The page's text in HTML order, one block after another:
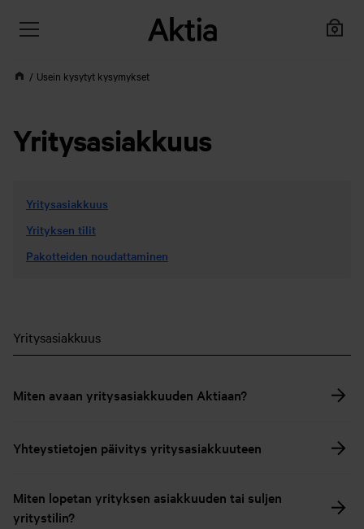
Usein kysytyt kysymykset
Yritysasiakkuus
Yritysasiakkuus
Yrityksen tilit
Pakotteiden noudattaminen
Yritysasiakkuus
Miten avaan yritysasiakkuuden Aktiaan?
Yhteystietojen päivitys yritysasiakkuuteen
Miten lopetan yrityksen asiakkuuden tai suljen
yritystilin?